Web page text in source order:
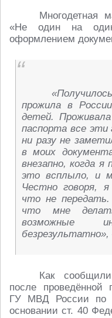
Многодетная
«Не один на
оформлением
прожила в
детей. Проживала
паспорта все эти
ни разу не
в моих
внезапно, когда
это всплыло, и
Честно говоря,
что не
что мне
возможные
безрезультатно»,
Как
после проведённой
ГУ МВД России по
основании ст. 40